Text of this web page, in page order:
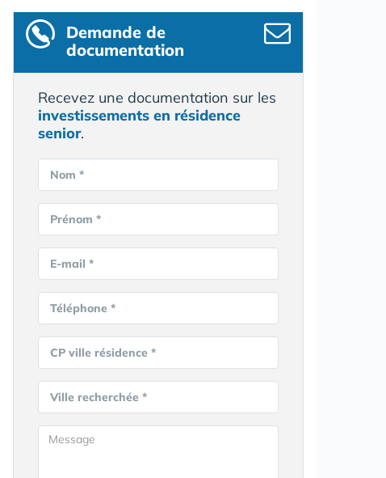
Demande de
documentation
Recevez une documentation sur les
investissements en résidence
senior.
Nom *
Prénom *
E-mail *
Téléphone *
CP ville résidence *
Ville recherchée *